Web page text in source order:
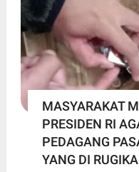
MASYARAKAT
PRESIDEN RI
PEDAGANG
YANG DI